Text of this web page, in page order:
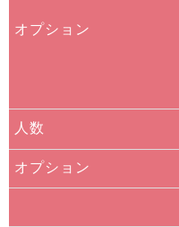
オプション
人数
オプション